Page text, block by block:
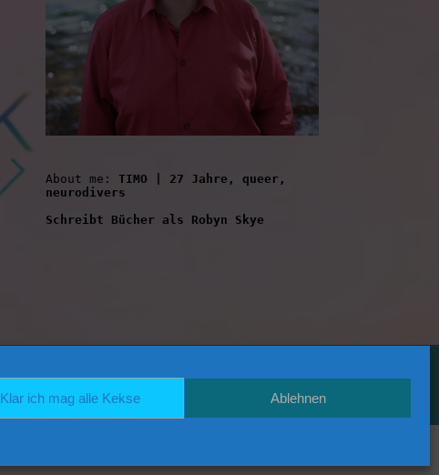
Klar ich mag alle Kekse Ablehnen
About me: TIMO | 27 Jahre, queer,
neurodivers
Schreibt Bücher als Robyn Skye